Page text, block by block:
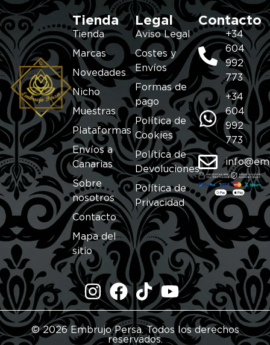
Tienda
Tienda
Marcas
Novedades
Nicho
Muestras
Plataformas
Envíos a
Canarias
Sobre
nosotros
Contacto
Mapa del
sitio
Legal
Aviso Legal
Costes y
Envíos
Formas de
pago
Política de
Cookies
Política de
Devoluciones
Política de
Privacidad
Contacto
+34
604
992
773
+34
604
992
773
© 2026 Embrujo Persa. Todos los derechos
reservados.